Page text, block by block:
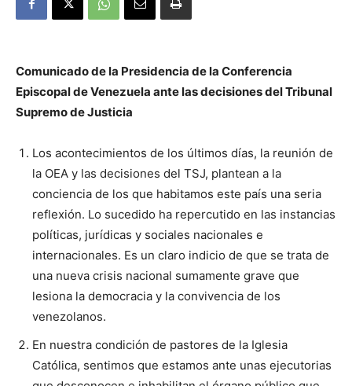
Comunicado de la Presidencia de la Conferencia
Episcopal de Venezuela ante las decisiones del Tribunal
Supremo de Justicia
Los acontecimientos de los últimos días, la reunión de
la OEA y las decisiones del TSJ, plantean a la
conciencia de los que habitamos este país una seria
reflexión. Lo sucedido ha repercutido en las instancias
políticas, jurídicas y sociales nacionales e
internacionales. Es un claro indicio de que se trata de
una nueva crisis nacional sumamente grave que
lesiona la democracia y la convivencia de los
venezolanos.
En nuestra condición de pastores de la Iglesia
Católica, sentimos que estamos ante unas ejecutorias